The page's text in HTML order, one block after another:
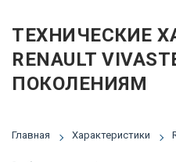
ТЕХНИЧЕСКИЕ
RENAULT
ПОКОЛЕНИЯМ
Главная Характеристики